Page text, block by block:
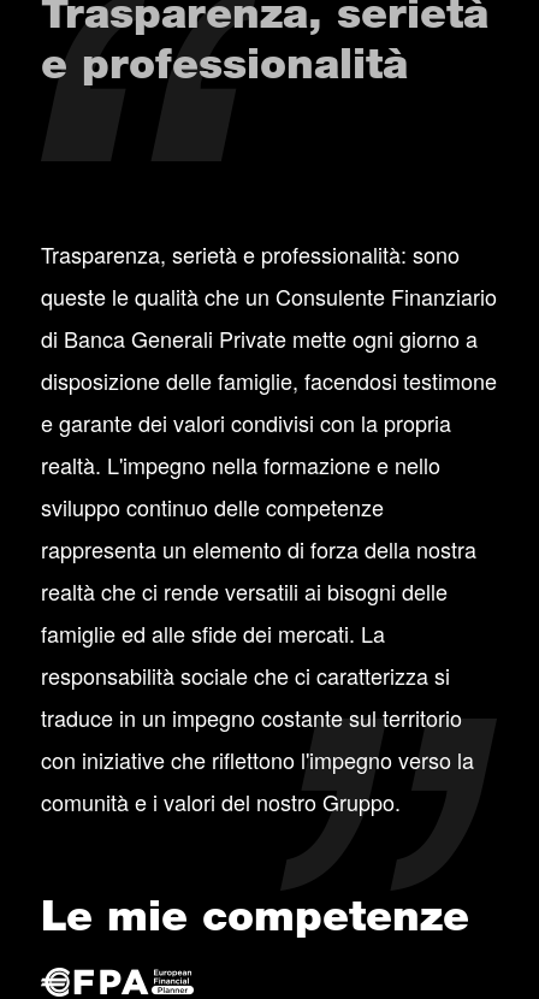
Trasparenza, serietà
e professionalità
Trasparenza, serietà e professionalità: sono
queste le qualità che un Consulente Finanziario
di Banca Generali Private mette ogni giorno a
disposizione delle famiglie, facendosi testimone
e garante dei valori condivisi con la propria
realtà. L'impegno nella formazione e nello
sviluppo continuo delle competenze
rappresenta un elemento di forza della nostra
realtà che ci rende versatili ai bisogni delle
famiglie ed alle sfide dei mercati. La
responsabilità sociale che ci caratterizza si
traduce in un impegno costante sul territorio
con iniziative che riflettono l'impegno verso la
comunità e i valori del nostro Gruppo.
Le mie competenze